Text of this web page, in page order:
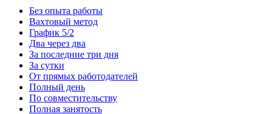
Без опыта работы
Вахтовый метод
График 5/2
Два через два
За последние три дня
За сутки
От прямых работодателей
Полный день
По совместительству
Полная занятость